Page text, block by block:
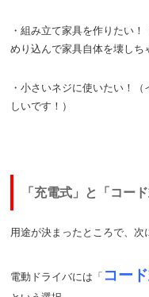
・組み立て家具を作りたい
めり込んで家具自体を壊しち
・小さいネジに使いたい！
しいです！）
「充電式」と「コー
用途が決まったところで、次
電動ドライバには「 コー